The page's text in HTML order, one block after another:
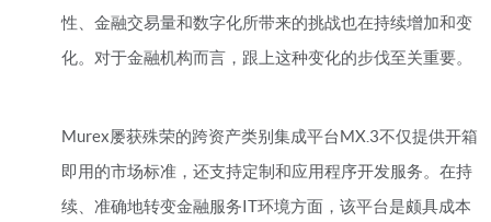
性、金融交易量和数字化所带来的挑战也在持续增加和变
化。对于金融机构而言，跟上这种变化的步伐至关重要。
Murex屡获殊荣的跨资产类别集成平台MX.3不仅提供开箱
即用的市场标准，还支持定制和应用程序开发服务。在持
续、准确地转变金融服务IT环境方面，该平台是颇具成本